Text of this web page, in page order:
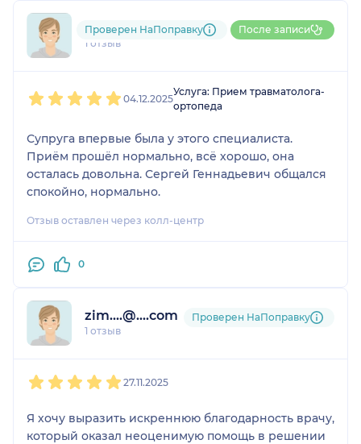
791....@....ru
1 отзыв
Проверен НаПоправку После записи
04.12.2025
Услуга: Прием травматолога-
ортопеда
Супруга впервые была у этого специалиста.
Приём прошёл нормально, всё хорошо, она
осталась довольна. Сергей Геннадьевич общался
спокойно, нормально.
Отзыв оставлен через колл-центр
0
zim....@....com
1 отзыв
Проверен НаПоправку
27.11.2025
Я хочу выразить искреннюю благодарность врачу,
который оказал неоценимую помощь в решении